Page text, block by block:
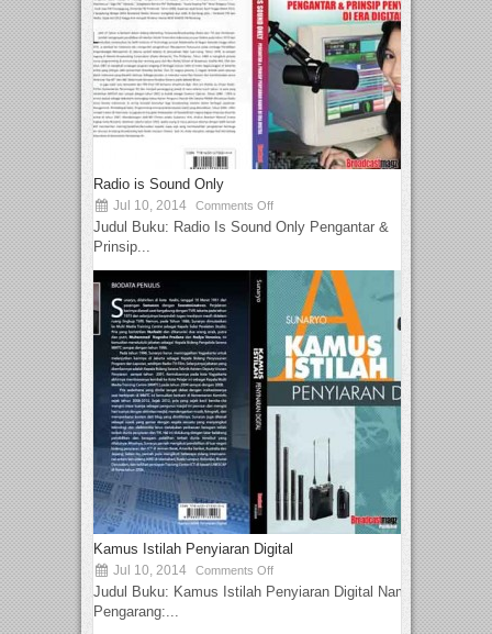
Radio is Sound Only
Jul 10, 2014 Comments Off
Judul Buku: Radio Is Sound Only Pengantar &
Prinsip...
Kamus Istilah Penyiaran Digital
Jul 10, 2014 Comments Off
Judul Buku: Kamus Istilah Penyiaran Digital Nama
Pengarang:...